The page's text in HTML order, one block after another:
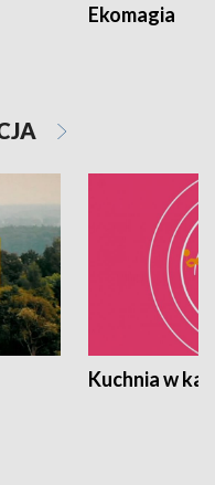
Ekomagia
Kuchnia w